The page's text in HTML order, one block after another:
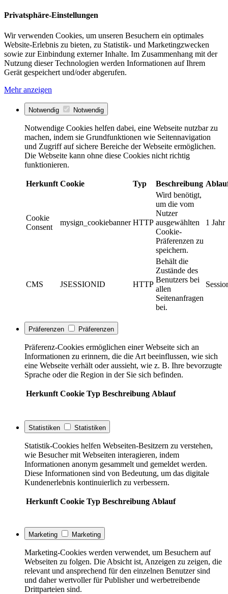
Privatsphäre-Einstellungen
Wir verwenden Cookies, um unseren Besuchern ein optimales
Website-Erlebnis zu bieten, zu Statistik- und Marketingzwecken
sowie zur Einbindung externer Inhalte. Im Zusammenhang mit der
Nutzung dieser Technologien werden Informationen auf Ihrem
Gerät gespeichert und/oder abgerufen.
Mehr anzeigen
Notwendig Notwendig
Notwendige Cookies helfen dabei, eine Webseite nutzbar zu
machen, indem sie Grundfunktionen wie Seitennavigation
und Zugriff auf sichere Bereiche der Webseite ermöglichen.
Die Webseite kann ohne diese Cookies nicht richtig
funktionieren.
Herkunft Cookie Typ Beschreibung
Cookie
Consent
mysign_cookiebanner HTTP
Wird benötigt,
um die vom
Nutzer
ausgewählten
Cookie-
Präferenzen zu
speichern.
1 Jahr
CMS JSESSIONID HTTP
Behält die
Zustände des
Benutzers bei
allen
Seitenanfragen
bei.
Präferenzen Präferenzen
Präferenz-Cookies ermöglichen einer Webseite sich an
Informationen zu erinnern, die die Art beeinflussen, wie sich
eine Webseite verhält oder aussieht, wie z. B. Ihre bevorzugte
Sprache oder die Region in der Sie sich befinden.
Herkunft Cookie Typ Beschreibung Ablauf
Statistiken Statistiken
Statistik-Cookies helfen Webseiten-Besitzern zu verstehen,
wie Besucher mit Webseiten interagieren, indem
Informationen anonym gesammelt und gemeldet werden.
Diese Informationen sind von Bedeutung, um das digitale
Kundenerlebnis kontinuierlich zu verbessern.
Herkunft Cookie Typ Beschreibung Ablauf
Marketing Marketing
Marketing-Cookies werden verwendet, um Besuchern auf
Webseiten zu folgen. Die Absicht ist, Anzeigen zu zeigen, die
relevant und ansprechend für den einzelnen Benutzer sind
und daher wertvoller für Publisher und werbetreibende
Drittparteien sind.